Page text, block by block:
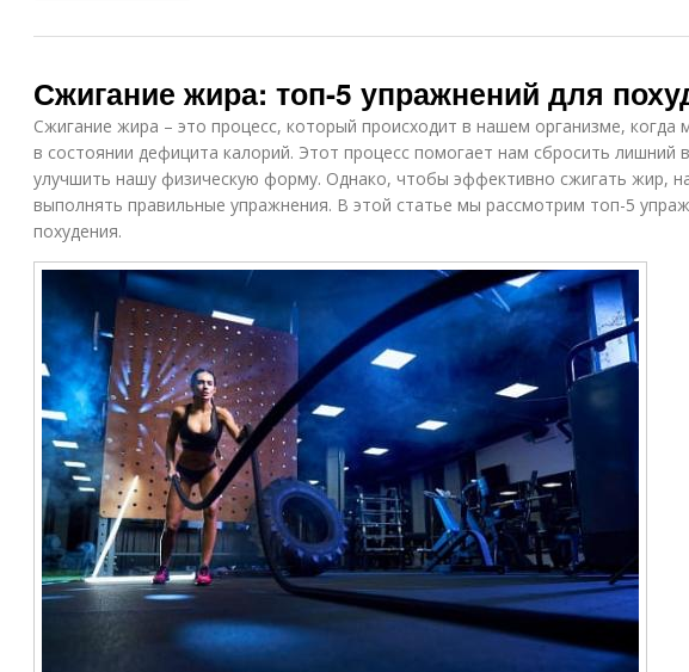
Сжигание жира: топ-5 упражнений для
Сжигание жира – это процесс, который происходит в нашем организме, когда
в состоянии дефицита калорий. Этот процесс помогает нам сбросить лишний
улучшить нашу физическую форму. Однако, чтобы эффективно сжигать жир,
выполнять правильные упражнения. В этой статье мы рассмотрим топ-5
похудения.